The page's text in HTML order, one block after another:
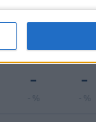
-
- %
-
- %